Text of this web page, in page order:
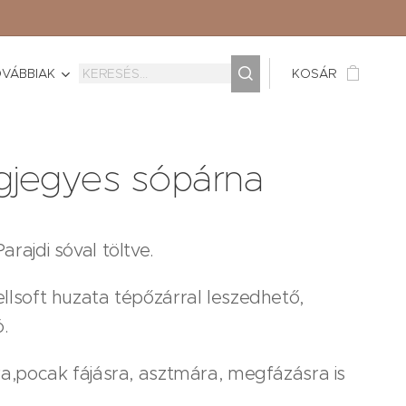
KOSÁR
sópárna
sóval töltve.
huzata tépőzárral leszedhető,
fájásra, asztmára, megfázásra is